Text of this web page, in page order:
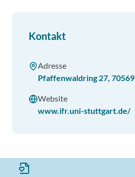
Kontakt
Adresse
Pfaffenwaldring 27, 70569
Website
www.ifr.uni-stuttgart.de/